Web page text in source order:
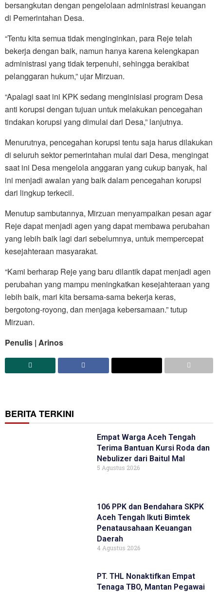
bersangkutan dengan pengelolaan administrasi keuangan
di Pemerintahan Desa.
“Tentu kita semua tidak menginginkan, para Reje telah
bekerja dengan baik, namun hanya karena kelengkapan
administrasi yang tidak terpenuhi, sehingga berakibat
pelanggaran hukum,” ujar Mirzuan.
“Apalagi saat ini KPK sedang menginisiasi program Desa
anti korupsi dengan tujuan untuk melakukan pencegahan
tindakan korupsi yang dimulai dari Desa,” lanjutnya.
Menurutnya, pencegahan korupsi tentu saja harus dilakukan
di seluruh sektor pemerintahan mulai dari Desa, mengingat
saat ini Desa mengelola anggaran yang cukup banyak, hal
ini menjadi awalan yang baik dalam pencegahan korupsi
dari lingkup terkecil.
Menutup sambutannya, Mirzuan menyampaikan pesan agar
Reje dapat menjadi agen yang dapat membawa perubahan
yang lebih baik lagi dari sebelumnya, untuk mempercepat
kesejahteraan masyarakat.
“Kami berharap Reje yang baru dilantik dapat menjadi agen
perubahan yang mampu meningkatkan kesejahteraan yang
lebih baik, mari kita bersama-sama bekerja keras,
bergotong-royong, dan menjaga kebersamaan.” tutup
Mirzuan.
Penulis | Arinos
BERITA TERKINI
Empat Warga Aceh Tengah
Terima Bantuan Kursi Roda dan
Nebulizer dari Baitul Mal
5 Agustus 2026
106 PPK dan Bendahara SKPK
Aceh Tengah Ikuti Bimtek
Penatausahaan Keuangan
Daerah
4 Agustus 2026
PT. THL Nonaktifkan Empat
Tenaga TBO, Mantan Pegawai